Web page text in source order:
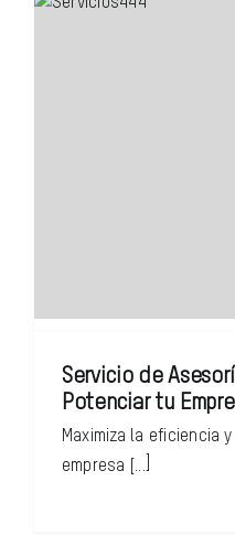
Servicio de
Potenciar tu
Maximiza la eficiencia
empresa [...]